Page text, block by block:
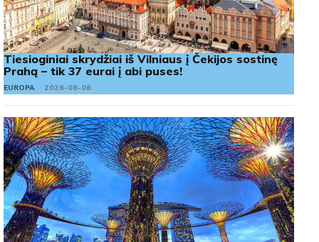
Tiesioginiai skrydžiai iš Vilniaus į Čekijos sostinę
Prahą – tik 37 eurai į abi puses!
EUROPA 2026-08-06